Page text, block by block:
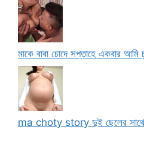
মাকে বাবা চোদে সপ্তাহে একবার আমি
ma choty story দুই ছেলের সাথে